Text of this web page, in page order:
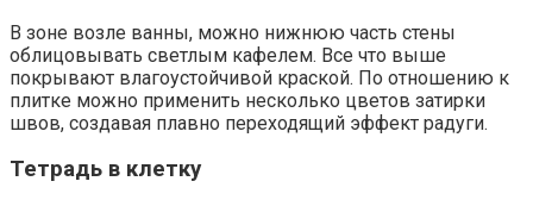
В зоне возле ванны, можно нижнюю часть стены
облицовывать светлым кафелем. Все что выше
покрывают влагоустойчивой краской. По отношению к
плитке можно применить несколько цветов затирки
швов, создавая плавно переходящий эффект радуги.
Тетрадь в клетку